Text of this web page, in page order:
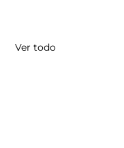
Ver todo